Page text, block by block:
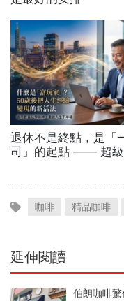
咖啡 精品咖啡
延伸閱讀
伯朗咖啡驚